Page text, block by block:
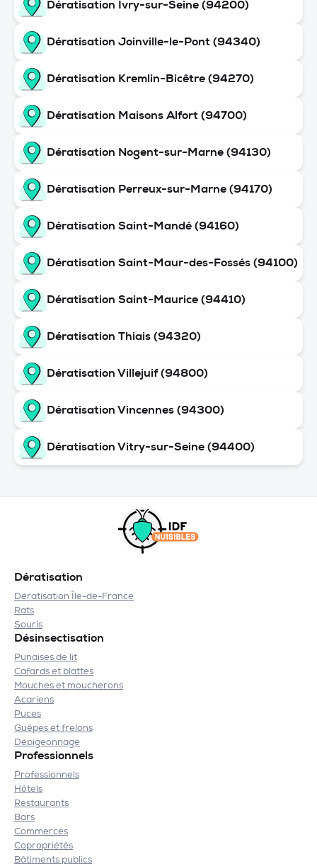
Dératisation Ivry-sur-Seine (94200)
Dératisation Joinville-le-Pont (94340)
Dératisation Kremlin-Bicêtre (94270)
Dératisation Maisons Alfort (94700)
Dératisation Nogent-sur-Marne (94130)
Dératisation Perreux-sur-Marne (94170)
Dératisation Saint-Mandé (94160)
Dératisation Saint-Maur-des-Fossés (94100)
Dératisation Saint-Maurice (94410)
Dératisation Thiais (94320)
Dératisation Villejuif (94800)
Dératisation Vincennes (94300)
Dératisation Vitry-sur-Seine (94400)
Dératisation
Dératisation Île-de-France
Rats
Souris
Désinsectisation
Punaises de lit
Cafards et blattes
Mouches et moucherons
Acariens
Puces
Guêpes et frelons
Dépigeonnage
Professionnels
Professionnels
Hôtels
Restaurants
Bars
Commerces
Copropriétés
Bâtiments publics